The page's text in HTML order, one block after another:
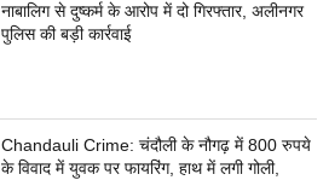
नाबालिग से दुष्कर्म के आरोप में दो गिरफ्तार, अलीनगर
पुलिस की बड़ी कार्रवाई
Chandauli Crime: चंदौली के नौगढ़ में 800 रुपये
के विवाद में युवक पर फायरिंग, हाथ में लगी गोली,